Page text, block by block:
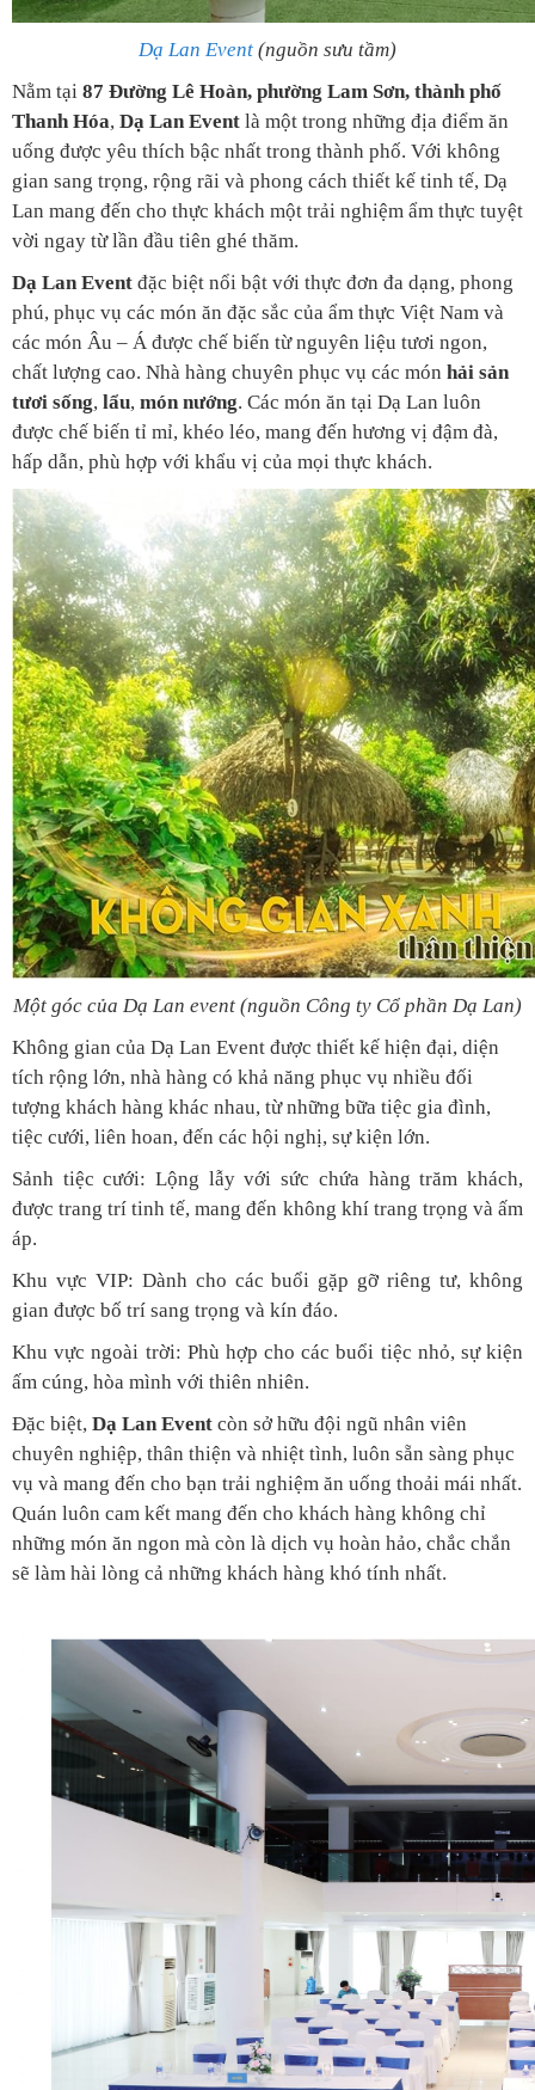
Dạ Lan Event (nguồn sưu tầm)
Nằm tại 87 Đường Lê Hoàn, phường Lam Sơn, thành phố
Thanh Hóa, Dạ Lan Event là một trong những địa điểm ăn
uống được yêu thích bậc nhất trong thành phố. Với không
gian sang trọng, rộng rãi và phong cách thiết kế tinh tế, Dạ
Lan mang đến cho thực khách một trải nghiệm ẩm thực tuyệt
vời ngay từ lần đầu tiên ghé thăm.
Dạ Lan Event đặc biệt nổi bật với thực đơn đa dạng, phong
phú, phục vụ các món ăn đặc sắc của ẩm thực Việt Nam và
các món Âu – Á được chế biến từ nguyên liệu tươi ngon,
chất lượng cao. Nhà hàng chuyên phục vụ các món hải sản
tươi sống, lẩu, món nướng. Các món ăn tại Dạ Lan luôn
được chế biến tỉ mỉ, khéo léo, mang đến hương vị đậm đà,
hấp dẫn, phù hợp với khẩu vị của mọi thực khách.
Một góc của Dạ Lan event (nguồn Công ty Cổ phần Dạ Lan)
Không gian của Dạ Lan Event được thiết kế hiện đại, diện
tích rộng lớn, nhà hàng có khả năng phục vụ nhiều đối
tượng khách hàng khác nhau, từ những bữa tiệc gia đình,
tiệc cưới, liên hoan, đến các hội nghị, sự kiện lớn.
Sảnh tiệc cưới: Lộng lẫy với sức chứa hàng trăm khách,
được trang trí tinh tế, mang đến không khí trang trọng và ấm
áp.
Khu vực VIP: Dành cho các buổi gặp gỡ riêng tư, không
gian được bố trí sang trọng và kín đáo.
Khu vực ngoài trời: Phù hợp cho các buổi tiệc nhỏ, sự kiện
ấm cúng, hòa mình với thiên nhiên.
Đặc biệt, Dạ Lan Event còn sở hữu đội ngũ nhân viên
chuyên nghiệp, thân thiện và nhiệt tình, luôn sẵn sàng phục
vụ và mang đến cho bạn trải nghiệm ăn uống thoải mái nhất.
Quán luôn cam kết mang đến cho khách hàng không chỉ
những món ăn ngon mà còn là dịch vụ hoàn hảo, chắc chắn
sẽ làm hài lòng cả những khách hàng khó tính nhất.